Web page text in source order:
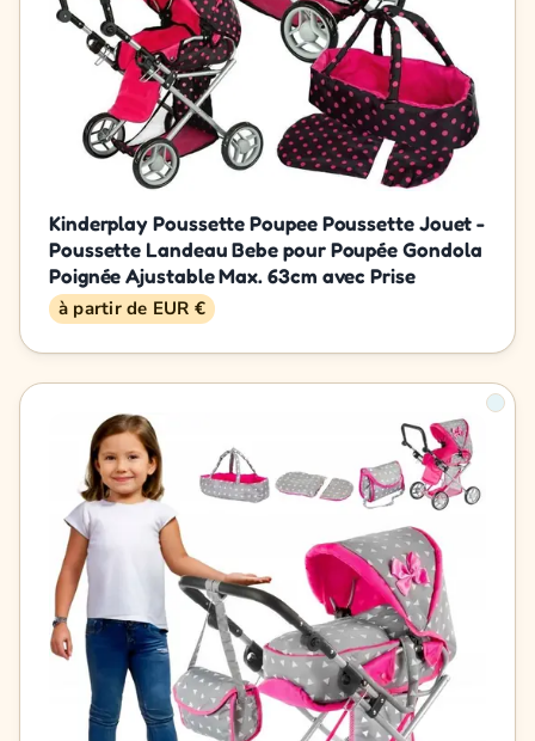
Kinderplay Poussette Poupee Poussette Jouet -
Poussette Landeau Bebe pour Poupée Gondola
Poignée Ajustable Max. 63cm avec Prise
à partir de EUR €